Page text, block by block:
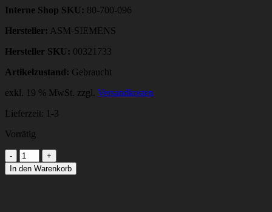
Interne Shop SKU: 80-700-096
Hersteller: ASM-SIEMENS
Hersteller SKU: 00321733
Artikelzustand: Gebraucht
exkl. 19 % MwSt. zzgl. Versandkosten
Lieferzeit: 1-3
Vorrätig
SERVOVERSTAERKER
TDS120
25Y
In den Warenkorb